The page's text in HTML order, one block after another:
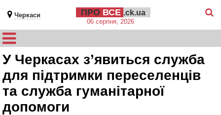
Черкаси ПРО ВСЕ .ck.ua
06 серпня, 2026
У Черкасах з’явиться служба
для підтримки переселенців
та служба гуманітарної
допомоги